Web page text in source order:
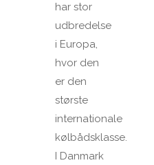
har stor
udbredelse
i Europa,
hvor den
er den
største
internationale
kølbådsklasse.
I Danmark